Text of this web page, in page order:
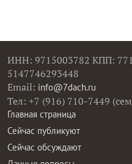
ИНН: 9715003782 КПП:
5147746293448
Email: info@7dach.ru
Тел: +7 (916) 710-7449
Главная страница
Сейчас публикуют
Сейчас обсуждают